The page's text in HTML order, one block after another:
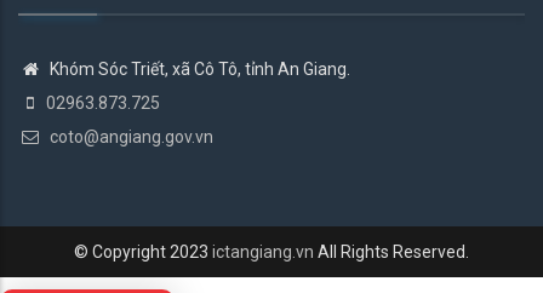
Khóm Sóc Triết, xã Cô Tô, tỉnh An Giang.
02963.873.725
coto@angiang.gov.vn
© Copyright 2023 ictangiang.vn All Rights Reserved.